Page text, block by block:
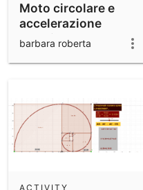
Moto circolare e
accelerazione
centripeta
barbara roberta
ACTIVITY